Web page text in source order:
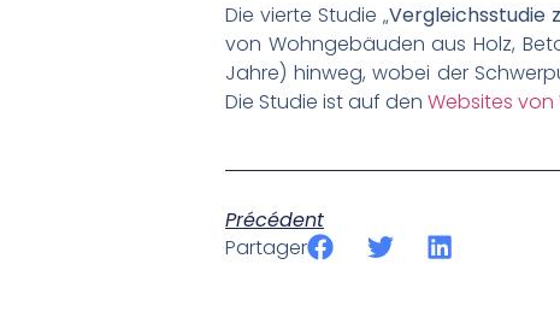
Die vierte Studie „Vergleichsstudie
von Wohngebäuden aus Holz,
Jahre) hinweg, wobei der
Die Studie ist auf den Websites von
Précédent
Partager